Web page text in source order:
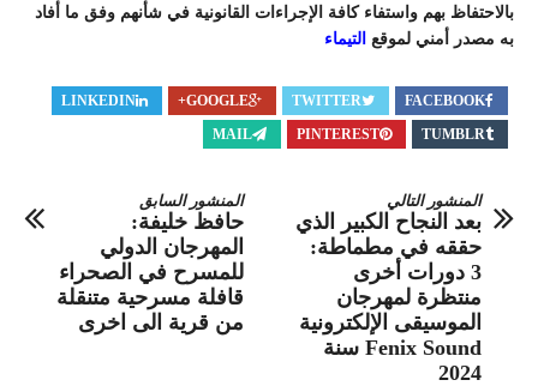
بالاحتفاظ بهم واستفاء كافة الإجراءات القانونية في شأنهم وفق ما أفاد
به مصدر أمني لموقع التيماء
FACEBOOK
TWITTER
GOOGLE+
LINKEDIN
TUMBLR
PINTEREST
MAIL
المنشور السابق
حافظ خليفة:
المهرجان الدولي
للمسرح في الصحراء
قافلة مسرحية متنقلة
من قرية الى اخرى
المنشور التالي
بعد النجاح الكبير الذي
حققه في مطماطة:
3 دورات أخرى
منتظرة لمهرجان
الموسيقى الإلكترونية
Fenix ​​​​Sound سنة
2024